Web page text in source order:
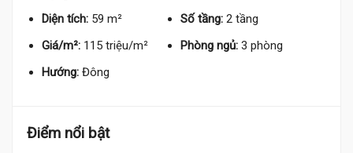
Diện tích: 59 m² Số tầng: 2 tầng
Giá/m²: 115 triệu/m² Phòng ngủ: 3 phòng
Hướng: Đông
Điểm nổi bật